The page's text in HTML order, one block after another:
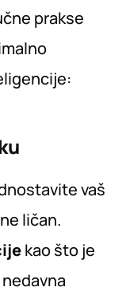
prakse
vaš
ličan.
kao što je